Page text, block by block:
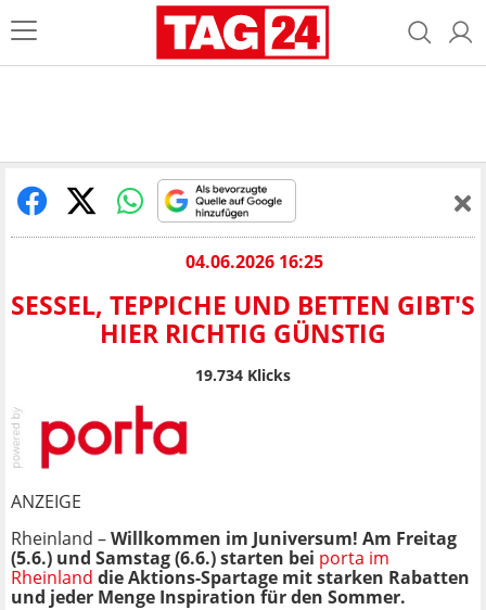
04.06.2026 16:25
SESSEL, TEPPICHE UND BETTEN GIBT'S
HIER RICHTIG GÜNSTIG
19.734 Klicks
ANZEIGE
Rheinland –Willkommen im Juniversum! Am Freitag
(5.6.) und Samstag (6.6.) starten bei porta im
Rheinland die Aktions-Spartage mit starken Rabatten
und jeder Menge Inspiration für den Sommer.